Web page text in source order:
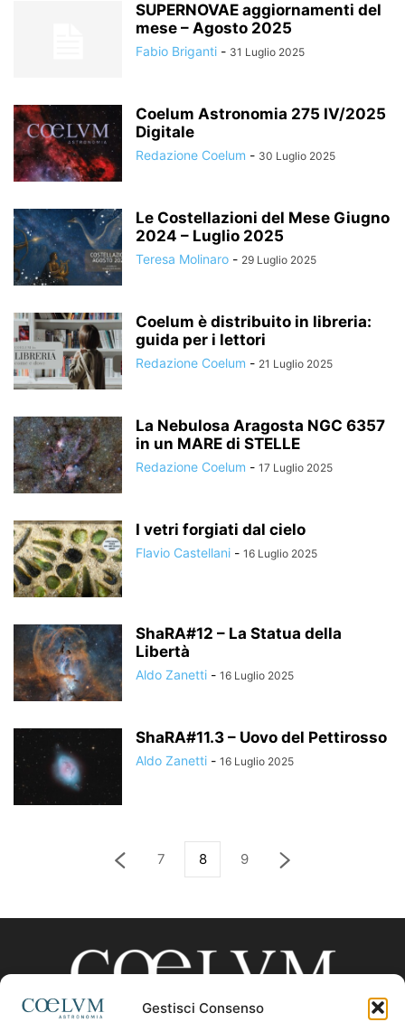
Gestisci Consenso
SUPERNOVAE aggiornamenti del
mese – Agosto 2025
Fabio Briganti - 31 Luglio 2025
Coelum Astronomia 275 IV/2025
Digitale
Redazione Coelum - 30 Luglio 2025
Le Costellazioni del Mese Giugno
2024 – Luglio 2025
Teresa Molinaro - 29 Luglio 2025
Coelum è distribuito in libreria:
guida per i lettori
Redazione Coelum - 21 Luglio 2025
La Nebulosa Aragosta NGC 6357
in un MARE di STELLE
Redazione Coelum - 17 Luglio 2025
I vetri forgiati dal cielo
Flavio Castellani - 16 Luglio 2025
ShaRA#12 – La Statua della
Libertà
Aldo Zanetti - 16 Luglio 2025
ShaRA#11.3 – Uovo del Pettirosso
Aldo Zanetti - 16 Luglio 2025
7 8 9